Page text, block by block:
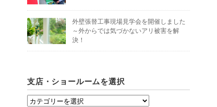
外壁張替工事現場見学会を開催しました
～外からでは気づかないアリ被害を解
決！
支店・ショールームを選択
支